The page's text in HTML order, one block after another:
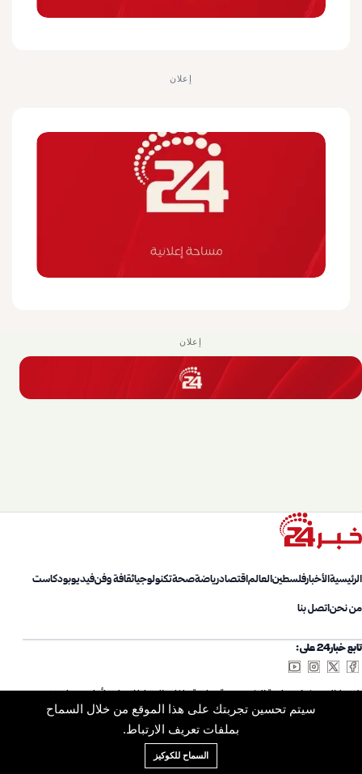
إعلان
إعلان
الرئيسيةالأخبارفلسطينالعالماقتصادرياضةصحةتكنولوجياثقافة وفنفيديوبودكاست
من نحناتصل بنا
تابع خبار24 على:
شروط الاستخدامسياسة الخصوصيةسياسة ملفات الارتباطاتصل بناأعلن معنامن نحن
سيتم تحسين تجربتك على هذا الموقع من خلال السماح
بملفات تعريف الارتباط.
السماح للكوكيز